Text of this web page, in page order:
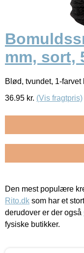
mm, sort,
Blød, tvundet, 1-farvet
36.95 kr. (Vis fragtpris)
Den mest populære
Rito.dk som har et
derudover er der også
fysiske butikker.